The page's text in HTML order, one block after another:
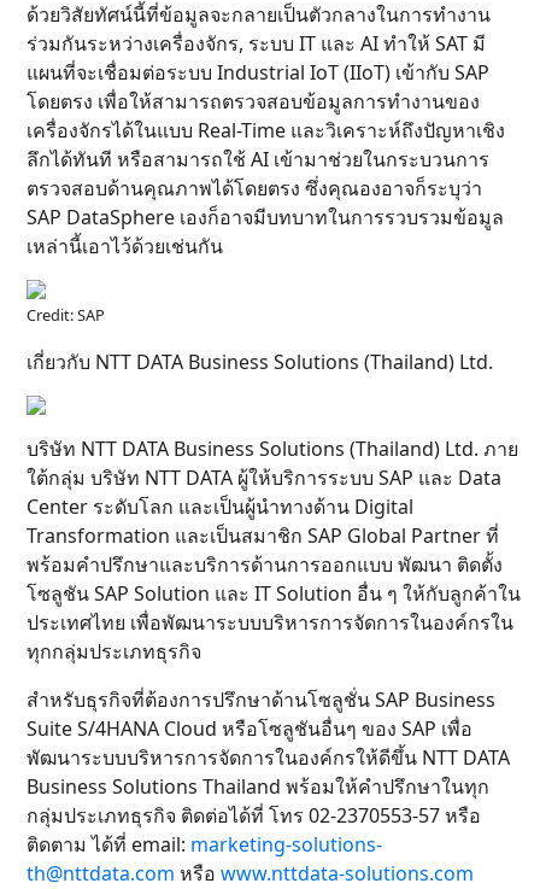
ด้วยวิสัยทัศน์นี้ที่ข้อมูลจะกลายเป็นตัวกลางในการทำงาน
ร่วมกันระหว่างเครื่องจักร, ระบบ IT และ AI ทำให้ SAT มี
แผนที่จะเชื่อมต่อระบบ Industrial IoT (IIoT) เข้ากับ SAP
โดยตรง เพื่อให้สามารถตรวจสอบข้อมูลการทำงานของ
เครื่องจักรได้ในแบบ Real-Time และวิเคราะห์ถึงปัญหาเชิง
ลึกได้ทันที หรือสามารถใช้ AI เข้ามาช่วยในกระบวนการ
ตรวจสอบด้านคุณภาพได้โดยตรง ซึ่งคุณองอาจก็ระบุว่า
SAP DataSphere เองก็อาจมีบทบาทในการรวบรวมข้อมูล
เหล่านี้เอาไว้ด้วยเช่นกัน
Credit: SAP
เกี่ยวกับ NTT DATA Business Solutions (Thailand) Ltd.
บริษัท NTT DATA Business Solutions (Thailand) Ltd. ภาย
ใต้กลุ่ม บริษัท NTT DATA ผู้ให้บริการระบบ SAP และ Data
Center ระดับโลก และเป็นผู้นำทางด้าน Digital
Transformation และเป็นสมาชิก SAP Global Partner ที่
พร้อมคำปรึกษาและบริการด้านการออกแบบ พัฒนา ติดตั้ง
โซลูชัน SAP Solution และ IT Solution อื่น ๆ ให้กับลูกค้าใน
ประเทศไทย เพื่อพัฒนาระบบบริหารการจัดการในองค์กรใน
ทุกกลุ่มประเภทธุรกิจ
สำหรับธุรกิจที่ต้องการปรึกษาด้านโซลูชั่น SAP Business
Suite S/4HANA Cloud หรือโซลูชันอื่นๆ ของ SAP เพื่อ
พัฒนาระบบบริหารการจัดการในองค์กรให้ดีขึ้น NTT DATA
Business Solutions Thailand พร้อมให้คำปรึกษาในทุก
กลุ่มประเภทธุรกิจ ติดต่อได้ที่ โทร 02-2370553-57 หรือ
ติดตาม ได้ที่ email: marketing-solutions-
th@nttdata.com หรือ www.nttdata-solutions.com